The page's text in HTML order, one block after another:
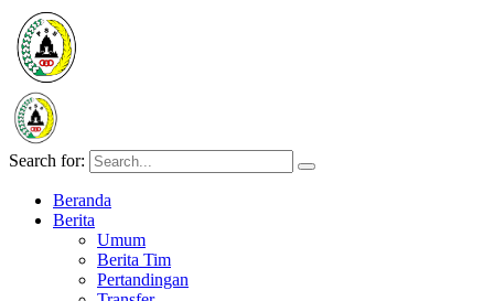
Search for:
Beranda
Berita
Umum
Berita Tim
Pertandingan